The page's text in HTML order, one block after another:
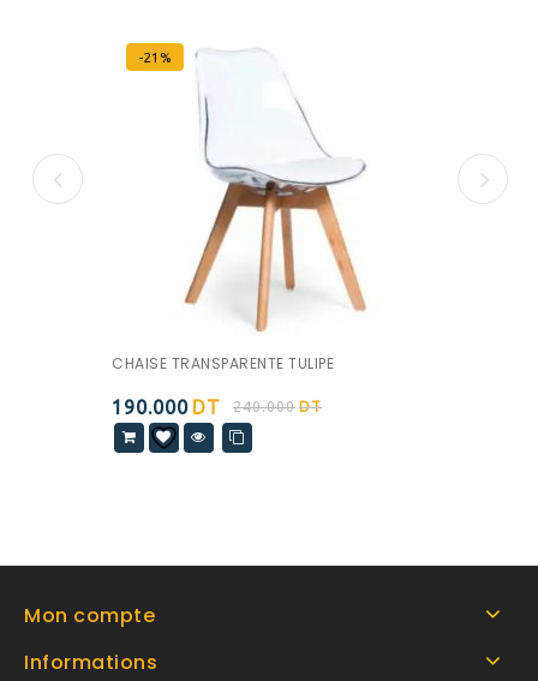
-21%
CHAISE TRANSPARENTE TULIPE
240.000 DT
190.000 DT
Mon compte
Informations